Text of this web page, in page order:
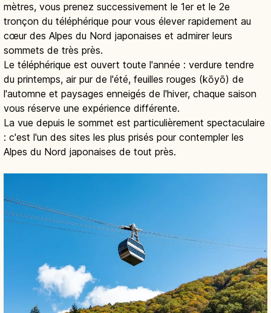
mètres, vous prenez successivement le 1er et le 2e
tronçon du téléphérique pour vous élever rapidement au
cœur des Alpes du Nord japonaises et admirer leurs
sommets de très près.
Le téléphérique est ouvert toute l'année : verdure tendre
du printemps, air pur de l'été, feuilles rouges (kōyō) de
l'automne et paysages enneigés de l'hiver, chaque saison
vous réserve une expérience différente.
La vue depuis le sommet est particulièrement spectaculaire
: c'est l'un des sites les plus prisés pour contempler les
Alpes du Nord japonaises de tout près.